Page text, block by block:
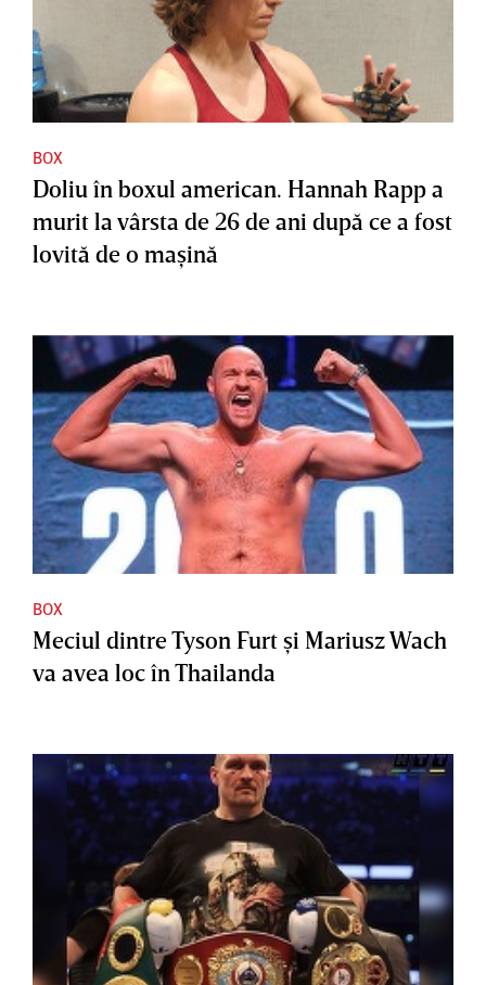
BOX
Doliu în boxul american. Hannah Rapp a
murit la vârsta de 26 de ani după ce a fost
lovită de o maşină
BOX
Meciul dintre Tyson Furt şi Mariusz Wach
va avea loc în Thailanda